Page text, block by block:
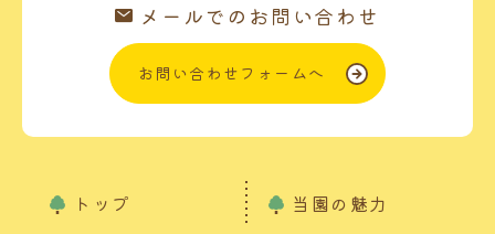
メールでのお問い合わせ
お問い合わせフォームへ
トップ 当園の魅力